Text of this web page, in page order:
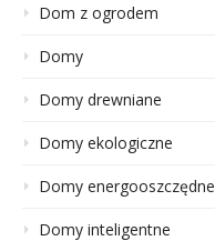
Dom z ogrodem
Domy
Domy drewniane
Domy ekologiczne
Domy energooszczędne
Domy inteligentne